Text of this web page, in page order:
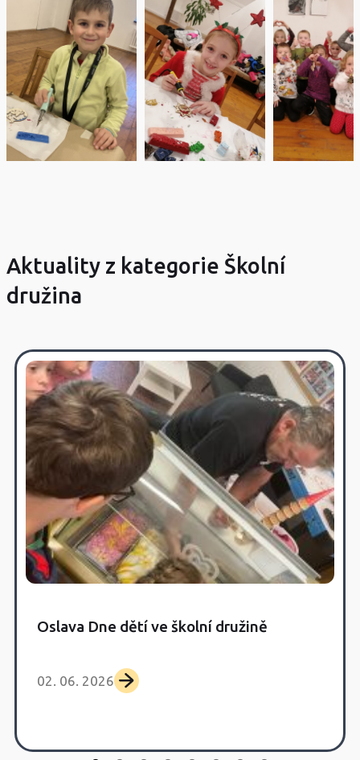
Aktuality z kategorie Školní
družina
Oslava Dne dětí ve školní družině
02. 06. 2026